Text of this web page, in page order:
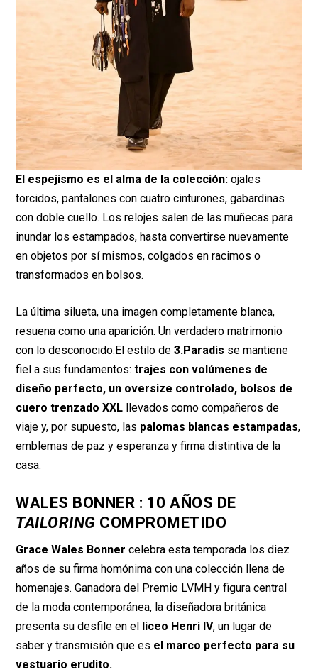
El espejismo es el alma de la colección:ojales
torcidos, pantalones con cuatro cinturones, gabardinas
con doble cuello. Los relojes salen de las muñecas para
inundar los estampados, hasta convertirse nuevamente
en objetos por sí mismos, colgados en racimos o
transformados en bolsos.
La última silueta, una imagen completamente blanca,
resuena como una aparición. Un verdadero matrimonio
con lo desconocido.El estilo de3.Paradis se mantiene
fiel a sus fundamentos:trajes con volúmenes de
diseño perfecto, un oversize controlado, bolsos de
cuero trenzado XXL llevados como compañeros de
viaje y, por supuesto, las palomas blancas estampadas,
emblemas de paz y esperanza y firma distintiva de la
casa.
WALES BONNER : 10 AÑOS DE
TAILORING COMPROMETIDO
Grace Wales Bonner celebra esta temporada los diez
años de su firma homónima con una colección llena de
homenajes. Ganadora del Premio LVMH y figura central
de la moda contemporánea, la diseñadora británica
presenta su desfile en el liceo Henri IV, un lugar de
saber y transmisión que es el marco perfecto para su
vestuario erudito.